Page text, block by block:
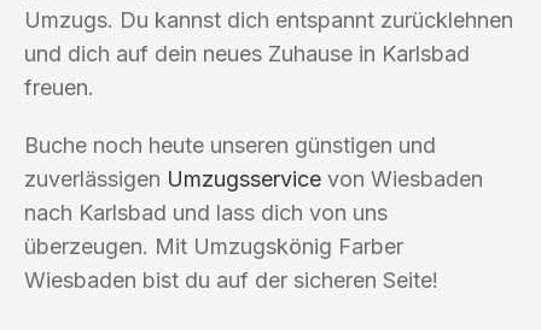
Umzugs. Du kannst dich entspannt zurücklehnen
und dich auf dein neues Zuhause in Karlsbad
freuen.
Buche noch heute unseren günstigen und
zuverlässigen Umzugsservice von Wiesbaden
nach Karlsbad und lass dich von uns
überzeugen. Mit Umzugskönig Farber
Wiesbaden bist du auf der sicheren Seite!